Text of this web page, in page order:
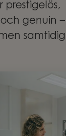
prestigelös,
genuin –